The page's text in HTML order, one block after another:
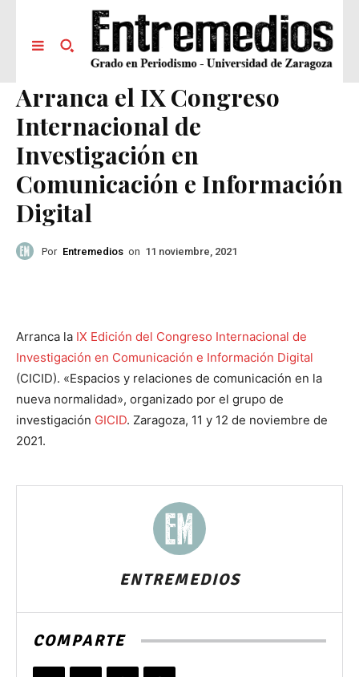
Arranca el IX Congreso
Internacional de
Investigación en
Comunicación e Información
Digital
Por Entremedios on 11 noviembre, 2021
Arranca la IX Edición del Congreso Internacional de
Investigación en Comunicación e Información Digital
(CICID). «Espacios y relaciones de comunicación en la
nueva normalidad», organizado por el grupo de
investigación GICID. Zaragoza, 11 y 12 de noviembre de
2021.
ENTREMEDIOS
COMPARTE